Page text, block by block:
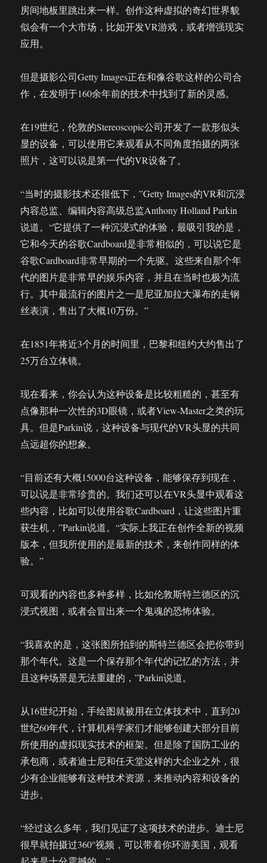
房间地板里跳出来一样。创作这种虚拟的奇幻世界貌
似会有一个大市场，比如开发VR游戏，或者增强现实
应用。
但是摄影公司Getty Images正在和像谷歌这样的公司合
作，在发明于160余年前的技术中找到了新的灵感。
在19世纪，伦敦的Stereoscopic公司开发了一款形似头
显的设备，可以使用它来观看从不同角度拍摄的两张
照片，这可以说是第一代的VR设备了。
“当时的摄影技术还很低下，”Getty Images的VR和沉浸
内容总监、编辑内容高级总监Anthony Holland Parkin
说道。“它提供了一种沉浸式的体验，最吸引我的是，
它和今天的谷歌Cardboard是非常相似的，可以说它是
谷歌Cardboard非常早期的一个先驱。这些来自那个年
代的图片是非常早的娱乐内容，并且在当时也极为流
行。其中最流行的图片之一是尼亚加拉大瀑布的走钢
丝表演，售出了大概10万份。”
在1851年将近3个月的时间里，巴黎和纽约大约售出了
25万台立体镜。
现在看来，你会认为这种设备是比较粗糙的，甚至有
点像那种一次性的3D眼镜，或者View-Master之类的玩
具。但是Parkin说，这种设备与现代的VR头显的共同
点远超你的想象。
“目前还有大概15000台这种设备，能够保存到现在，
可以说是非常珍贵的。我们还可以在VR头显中观看这
些内容，比如可以使用谷歌Cardboard，让这些图片重
获生机，”Parkin说道。“实际上我正在创作全新的视频
版本，但我所使用的是最新的技术，来创作同样的体
验。”
可观看的内容也多种多样，比如伦敦斯特兰德区的沉
浸式视图，或者会冒出来一个鬼魂的恐怖体验。
“我喜欢的是，这张图所拍到的斯特兰德区会把你带到
那个年代。这是一个保存那个年代的记忆的方法，并
且这种场景是无法重建的，”Parkin说道。
从16世纪开始，手绘图就被用在立体技术中，直到20
世纪60年代，计算机科学家们才能够创建大部分目前
所使用的虚拟现实技术的框架。但是除了国防工业的
承包商，或者迪士尼和任天堂这样的大企业之外，很
少有企业能够有这种技术资源，来推动内容和设备的
进步。
“经过这么多年，我们见证了这项技术的进步。迪士尼
很早就拍摄过360°视频，可以带着你环游美国，观看